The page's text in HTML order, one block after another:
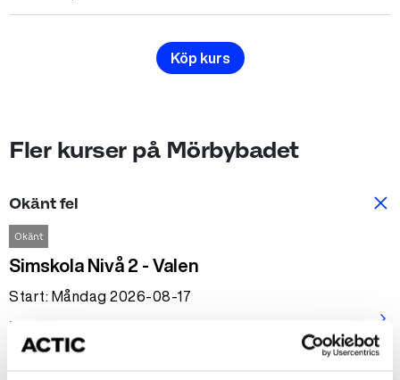
Köp kurs
Fler kurser på Mörbybadet
Okänt fel
Okänt
Simskola Nivå 2 - Valen
Start: Måndag 2026-08-17
Tid: 16:00-16:30
Mörbybadet
arrow_forward_ios